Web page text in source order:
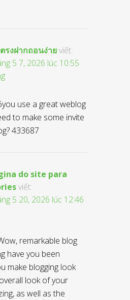
รงฝากถอนง่ายviết:
5 7, 2026 lúc 10:55
use a great weblog
to make some invite
433687
do site para
viết:
5 20, 2026 lúc 12:46
remarkable blog
have you been
make blogging look
look of your
as well as the